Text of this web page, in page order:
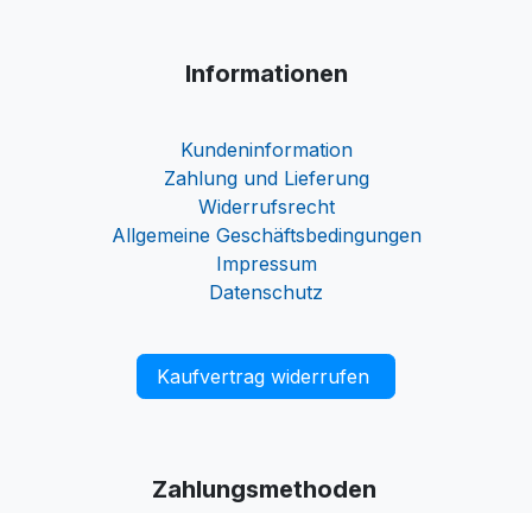
Informationen
Kundeninformation
Zahlung und Lieferung
Widerrufsrecht
Allgemeine Geschäftsbedingungen
Impressum
Datenschutz
Kaufvertrag widerrufen
Zahlungsmethoden